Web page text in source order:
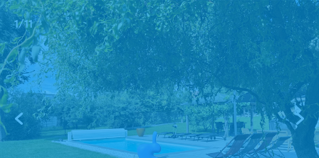
Cette annonce est close et ne peut être réservée.
1/11